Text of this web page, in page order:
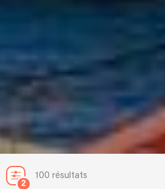
2
100 résultats